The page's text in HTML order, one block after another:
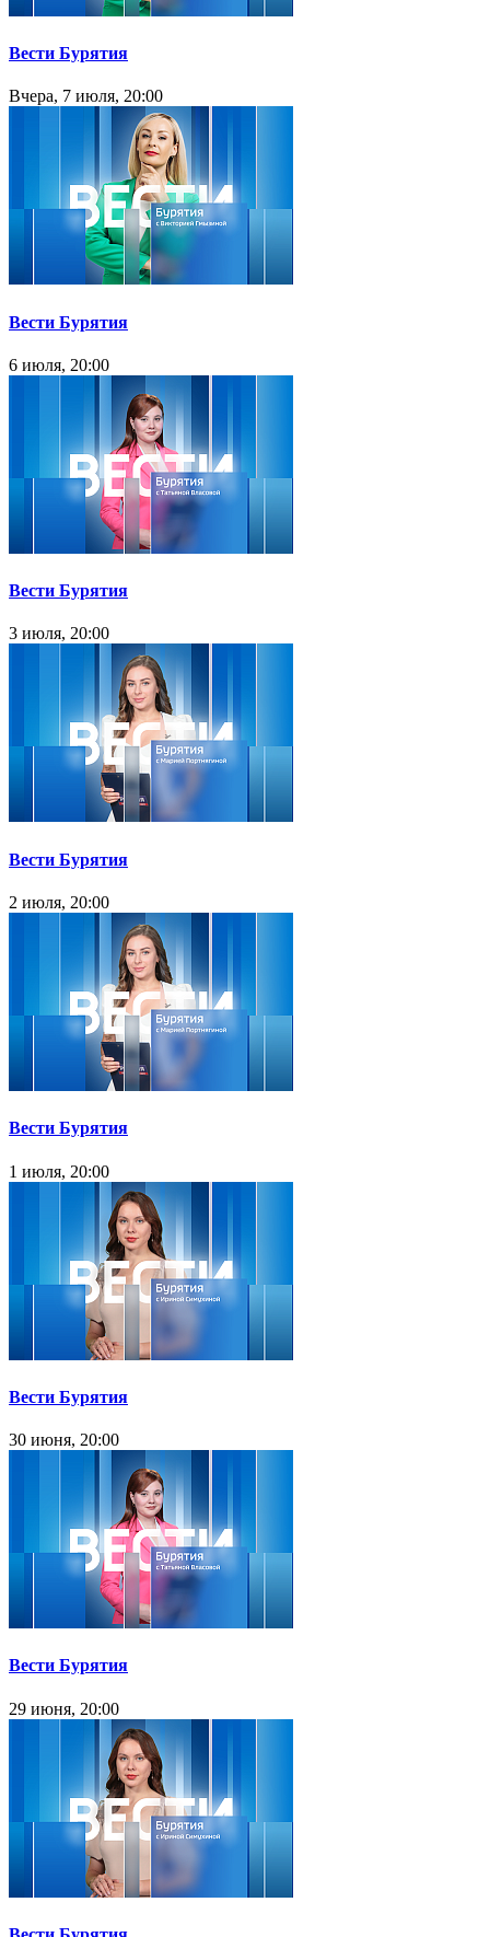
Вести Бурятия
Вчера, 7 июля, 20:00
Вести Бурятия
6 июля, 20:00
Вести Бурятия
3 июля, 20:00
Вести Бурятия
2 июля, 20:00
Вести Бурятия
1 июля, 20:00
Вести Бурятия
30 июня, 20:00
Вести Бурятия
29 июня, 20:00